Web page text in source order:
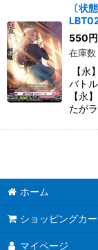
〔状
550円
在庫数
【永
バト
【永
たが
ホーム
ショッピングカー
マイページ